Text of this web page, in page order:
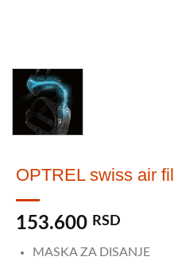
OPTREL swiss air
153.600 RSD
MASKA ZA DISANJE